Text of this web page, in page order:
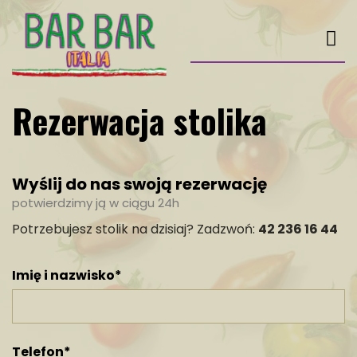
Rezerwacja stolika
Wyślij do nas swoją rezerwację
potwierdzimy ją w ciągu 24h
Potrzebujesz stolik na dzisiaj? Zadzwoń: 42 236 16 44
Imię i nazwisko*
Telefon*